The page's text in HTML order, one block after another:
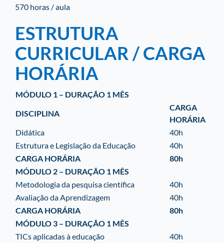
570 horas / aula
ESTRUTURA
CURRICULAR / CARGA
HORÁRIA
MÓDULO 1 – DURAÇÃO 1 MÊS
DISCIPLINA
CARGA
HORÁRIA
Didática
40h
Estrutura e Legislação da Educação
40h
CARGA HORÁRIA
80h
MÓDULO 2 – DURAÇÃO 1 MÊS
Metodologia da pesquisa científica
40h
Avaliação da Aprendizagem
40h
CARGA HORÁRIA
80h
MÓDULO 3 – DURAÇÃO 1 MÊS
TICs aplicadas à educação
40h